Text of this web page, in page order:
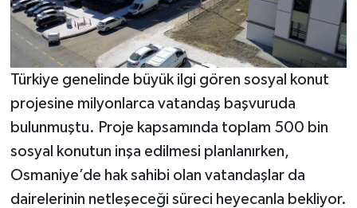
Türkiye genelinde büyük ilgi gören sosyal konut
projesine milyonlarca vatandaş başvuruda
bulunmuştu. Proje kapsamında toplam 500 bin
sosyal konutun inşa edilmesi planlanırken,
Osmaniye’de hak sahibi olan vatandaşlar da
dairelerinin netleşeceği süreci heyecanla bekliyor.